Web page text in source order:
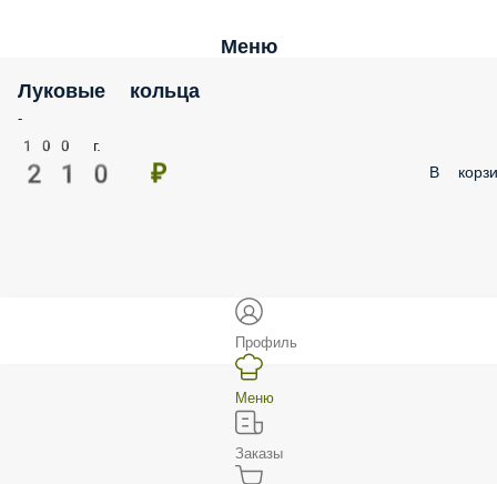
Меню
Луковые кольца
-
100 г.
210 ₽ В
Профиль
Меню
Заказы